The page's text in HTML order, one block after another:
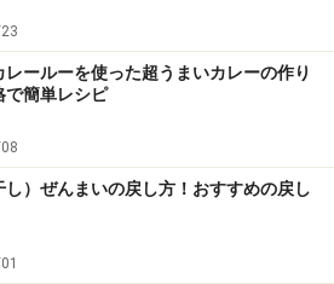
て、皿の上に開ける
詰めて、皿の上に開ける。
レールーを使った超うまいカレーの作り
で簡単レシピ
し）ぜんまいの戻し方！おすすめの戻し